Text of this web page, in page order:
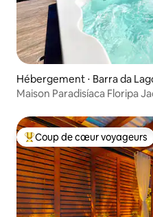
Hébergement ⋅ Barra da
Maison Paradisíaca Floripa
Coups de cœur voyageurs
Coup de cœur voyageurs